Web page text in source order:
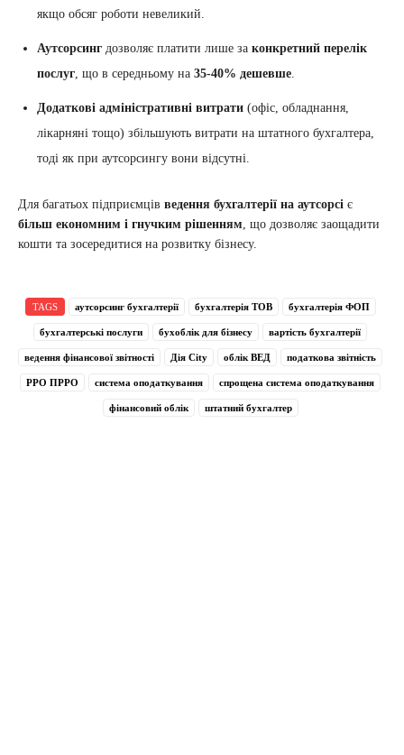
якщо обсяг роботи невеликий.
Аутсорсинг дозволяє платити лише за конкретний перелік
послуг, що в середньому на 35-40% дешевше.
Додаткові адміністративні витрати (офіс, обладнання,
лікарняні тощо) збільшують витрати на штатного бухгалтера,
тоді як при аутсорсингу вони відсутні.
Для багатьох підприємців ведення бухгалтерії на аутсорсі є
більш економним і гнучким рішенням, що дозволяє заощадити
кошти та зосередитися на розвитку бізнесу.
TAGS аутсорсинг бухгалтерії бухгалтерія ТОВ бухгалтерія ФОП
бухгалтерські послуги бухоблік для бізнесу вартість бухгалтерії
ведення фінансової звітності Дія City облік ВЕД податкова звітність
РРО ПРРО система оподаткування спрощена система оподаткування
фінансовий облік штатний бухгалтер